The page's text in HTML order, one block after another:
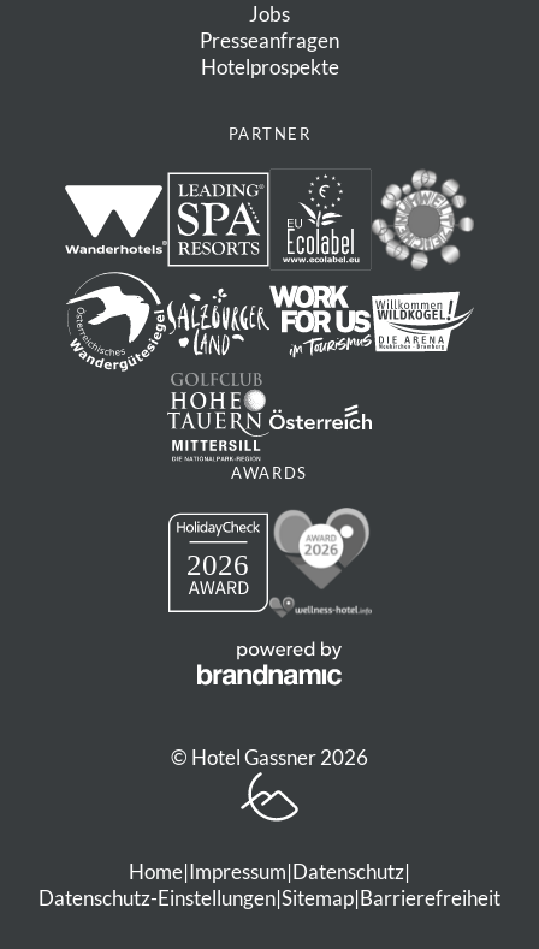
Jobs
Presseanfragen
Hotelprospekte
PARTNER
AWARDS
© Hotel Gassner 2026
Home|Impressum|Datenschutz|
Datenschutz-Einstellungen|Sitemap|Barrierefreiheit